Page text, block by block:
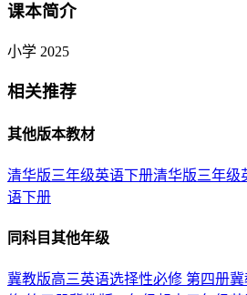
课本简介
小学 2025
相关推荐
其他版本教材
清华版三年级英语下册清华版三年级
语下册
同科目其他年级
冀教版高三英语选择性必修 第四册冀